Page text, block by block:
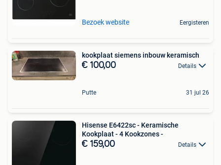
Bezoek website Eergisteren
kookplaat siemens inbouw keramisch
€ 100,00 Details
Putte 31 jul 26
Hisense E6422sc - Keramische
Kookplaat - 4 Kookzones -
€ 159,00 Details